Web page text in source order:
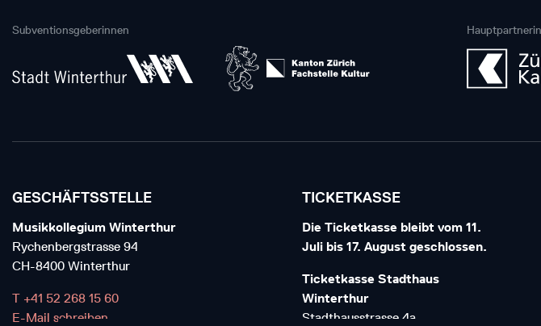
Subventionsgeberinnen Hauptpartnerin
GESCHÄFTSSTELLE
Musikkollegium Winterthur
Rychenbergstrasse 94
CH-8400 Winterthur
T +41 52 268 15 60
E-Mail schreiben
TICKETKASSE
Die Ticketkasse bleibt vom 11.
Juli bis 17. August geschlossen.
Ticketkasse Stadthaus
Winterthur
Stadthausstrasse 4a